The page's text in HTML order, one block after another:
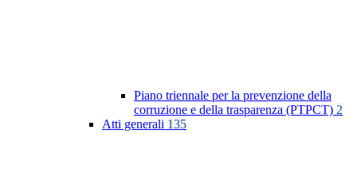
Piano triennale per la prevenzione della
corruzione e della trasparenza (PTPCT) 2
Atti generali 135